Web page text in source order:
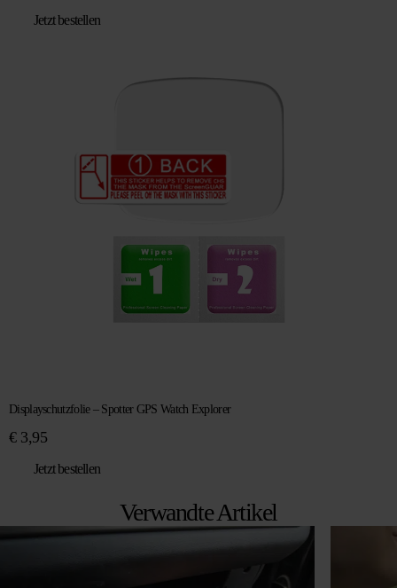
Jetzt bestellen
Displayschutzfolie – Spotter GPS Watch Explorer
€3,95
Jetzt bestellen
Verwandte Artikel